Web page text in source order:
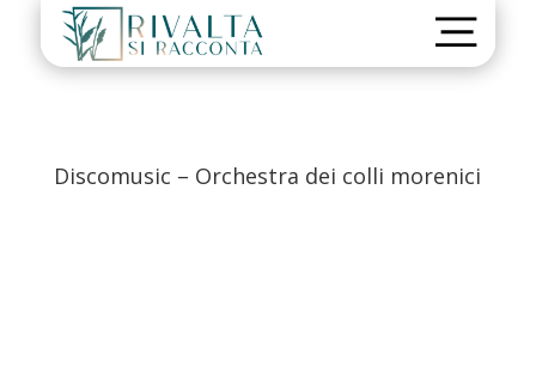
Discomusic – Orchestra dei colli morenici